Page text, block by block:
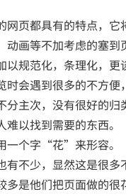
页都具有的特点，它
动画等不加考虑的塞到
以规范化，条理化，更
时会遇到很多的不方便
分主次，没有很好的归
难以找到需要的东西。
个字“花”来形容。
不少，显然这是很多
多是他们把页面做的很